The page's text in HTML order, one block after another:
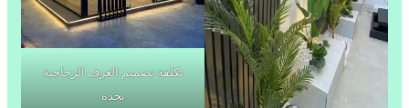
تكلفة تصميم الغرف الزجاجية
بجدة